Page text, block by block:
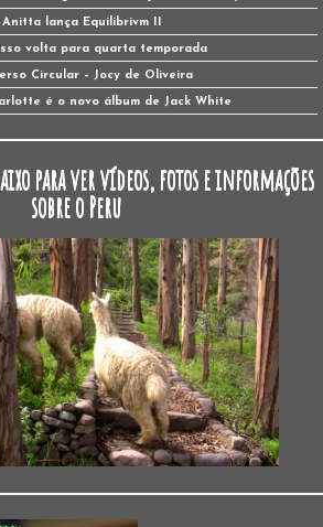
Anitta lança Equilibrivm II
volta para quarta temporada
Circular – Jocy de Oliveira
é o novo álbum de Jack White
para ver vídeos, fotos e informações
sobre o Peru